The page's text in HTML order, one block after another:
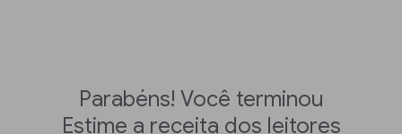
Parabéns! Você terminou
Estime a receita dos leitores